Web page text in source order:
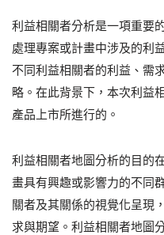
利益相關者分析是一項重要
處理專案或計畫中涉及的利
不同利益相關者的利益、需
略。在此背景下，本次利益
產品上市所進行的。
利益相關者地圖分析的目的
畫具有興趣或影響力的不同
關者及其關係的視覺化呈現
求與期望。利益相關者地圖